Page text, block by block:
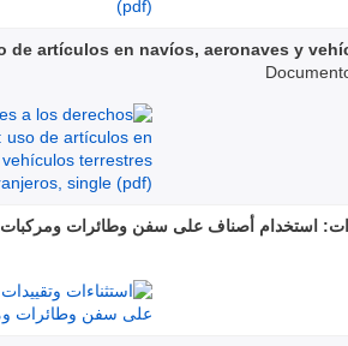
artículos en navíos, aeronaves y
استخدام أصناف على سفن وطائرات ومركبات